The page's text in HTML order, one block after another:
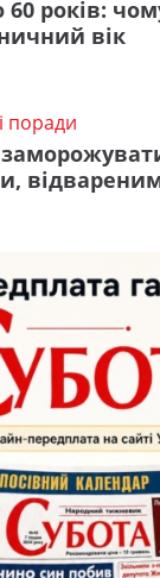
60 років:
вік
поради